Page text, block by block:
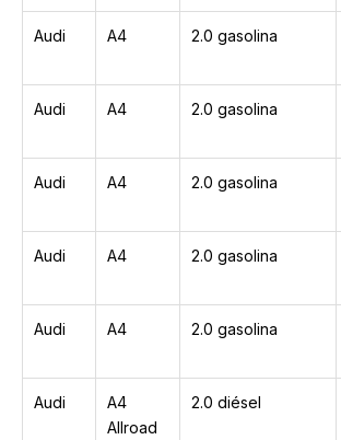
Audi A4 2.0 gasolina
Audi A4 2.0 gasolina
Audi A4 2.0 gasolina
Audi A4 2.0 gasolina
Audi A4 2.0 gasolina
Audi
A4
Allroad
2.0 diésel